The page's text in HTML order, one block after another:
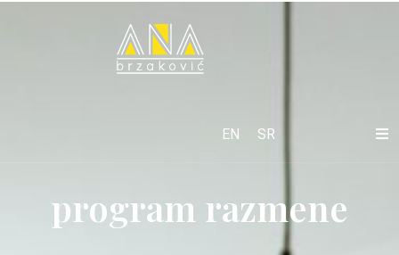
EN SR
program razmene